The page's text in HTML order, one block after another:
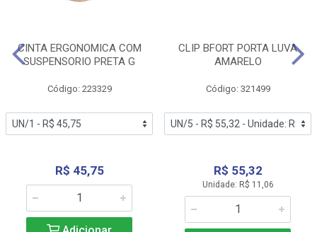
CINTA ERGONOMICA COM
SUSPENSORIO PRETA G
Código: 223329
R$ 45,75
CLIP BFORT PORTA LUVA
AMARELO
Código: 321499
R$ 55,32
Unidade: R$ 11,06